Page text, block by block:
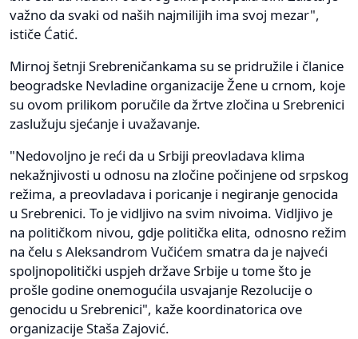
važno da svaki od naših najmilijih ima svoj mezar",
ističe Ćatić.
Mirnoj šetnji Srebreničankama su se pridružile i članice
beogradske Nevladine organizacije Žene u crnom, koje
su ovom prilikom poručile da žrtve zločina u Srebrenici
zaslužuju sjećanje i uvažavanje.
"Nedovoljno je reći da u Srbiji preovladava klima
nekažnjivosti u odnosu na zločine počinjene od srpskog
režima, a preovladava i poricanje i negiranje genocida
u Srebrenici. To je vidljivo na svim nivoima. Vidljivo je
na političkom nivou, gdje politička elita, odnosno režim
na čelu s Aleksandrom Vučićem smatra da je najveći
spoljnopolitički uspjeh države Srbije u tome što je
prošle godine onemogućila usvajanje Rezolucije o
genocidu u Srebrenici", kaže koordinatorica ove
organizacije Staša Zajović.